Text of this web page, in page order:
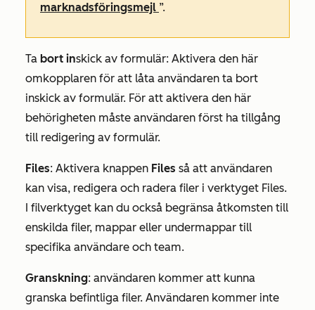
marknadsföringsmejl ”.
Ta bort inskick av formulär: Aktivera den här
omkopplaren för att låta användaren ta bort
inskick av formulär. För att aktivera den här
behörigheten måste användaren först ha tillgång
till redigering av formulär.
Files: Aktivera knappen Files så att användaren
kan visa, redigera och radera filer i verktyget Files.
I filverktyget kan du också begränsa åtkomsten till
enskilda filer, mappar eller undermappar till
specifika användare och team.
Granskning: användaren kommer att kunna
granska befintliga filer. Användaren kommer inte